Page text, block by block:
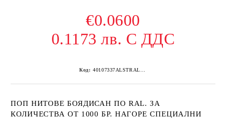
€0.0600
0.1173 лв. С ДДС
Код:
ПОП НИТОВЕ БОЯДИСАН ПО RAL. ЗА
КОЛИЧЕСТВА ОТ 1000 БР. НАГОРЕ СПЕЦИАЛНИ